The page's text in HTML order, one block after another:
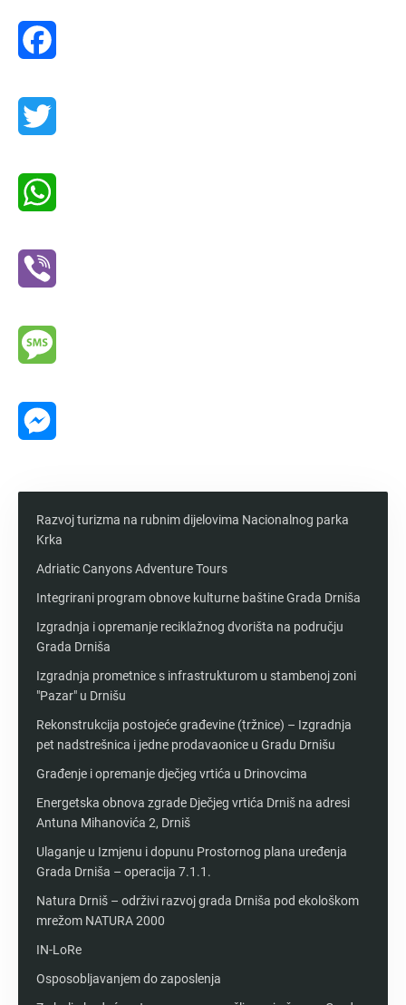
Razvoj turizma na rubnim dijelovima Nacionalnog parka
Krka
Adriatic Canyons Adventure Tours
Integrirani program obnove kulturne baštine Grada Drniša
Izgradnja i opremanje reciklažnog dvorišta na području
Grada Drniša
Izgradnja prometnice s infrastrukturom u stambenoj zoni
"Pazar" u Drnišu
Rekonstrukcija postojeće građevine (tržnice) – Izgradnja
pet nadstrešnica i jedne prodavaonice u Gradu Drnišu
Građenje i opremanje dječjeg vrtića u Drinovcima
Energetska obnova zgrade Dječjeg vrtića Drniš na adresi
Antuna Mihanovića 2, Drniš
Ulaganje u Izmjenu i dopunu Prostornog plana uređenja
Grada Drniša – operacija 7.1.1.
Natura Drniš – održivi razvoj grada Drniša pod ekološkom
mrežom NATURA 2000
IN-LoRe
Osposobljavanjem do zaposlenja